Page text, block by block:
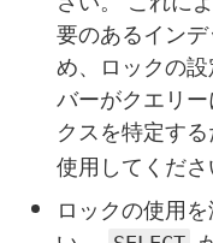
要のあるイン
め、ロックの
バーがクエリ
クスを特定する
使用してくださ
ロックの使用